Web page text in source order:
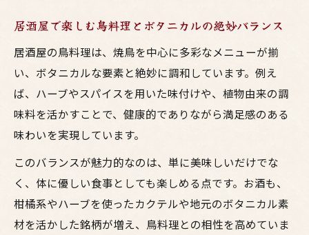
居酒屋で楽しむ鳥料理とボタニカルの絶妙バランス
居酒屋の鳥料理は、焼鳥を中心に多彩なメニューが揃
い、ボタニカルな要素と絶妙に調和しています。例え
ば、ハーブやスパイスを用いた味付けや、植物由来の調
味料を活かすことで、健康的でありながら満足感のある
味わいを実現しています。
このバランスが魅力的なのは、単に美味しいだけでな
く、体に優しい食事としても楽しめる点です。お酒も、
柑橘系やハーブを使ったカクテルや地元のボタニカル素
材を活かした銘柄が増え、鳥料理との相性を高めていま